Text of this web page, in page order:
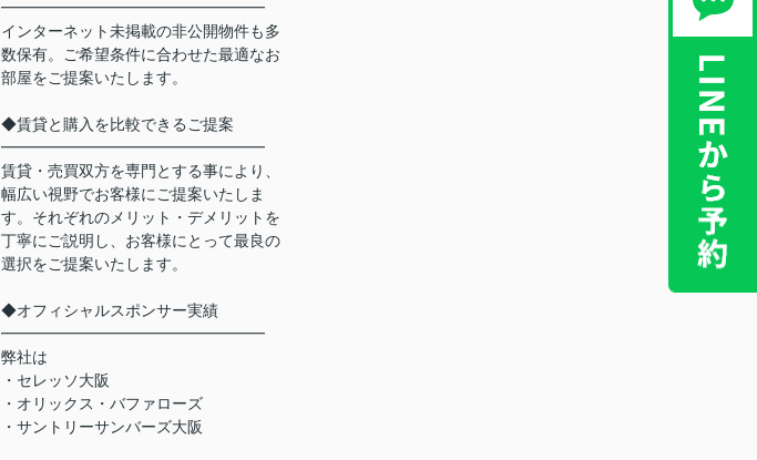
━━━━━━━━━━━━━━━━━
インターネット未掲載の非公開物件も多
数保有。ご希望条件に合わせた最適なお
部屋をご提案いたします。
◆賃貸と購入を比較できるご提案
━━━━━━━━━━━━━━━━━
賃貸・売買双方を専門とする事により、
幅広い視野でお客様にご提案いたしま
す。それぞれのメリット・デメリットを
丁寧にご説明し、お客様にとって最良の
選択をご提案いたします。
◆オフィシャルスポンサー実績
━━━━━━━━━━━━━━━━━
弊社は
・セレッソ大阪
・オリックス・バファローズ
・サントリーサンバーズ大阪